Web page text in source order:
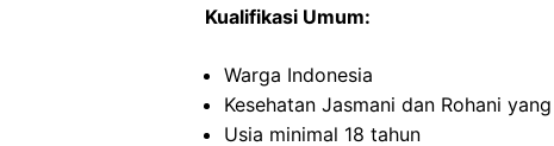
Kualifikasi Umum:
Warga Indonesia
Kesehatan Jasmani dan Rohani
Usia minimal 18 tahun